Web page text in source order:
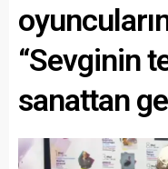
“Sevginin
sanattan